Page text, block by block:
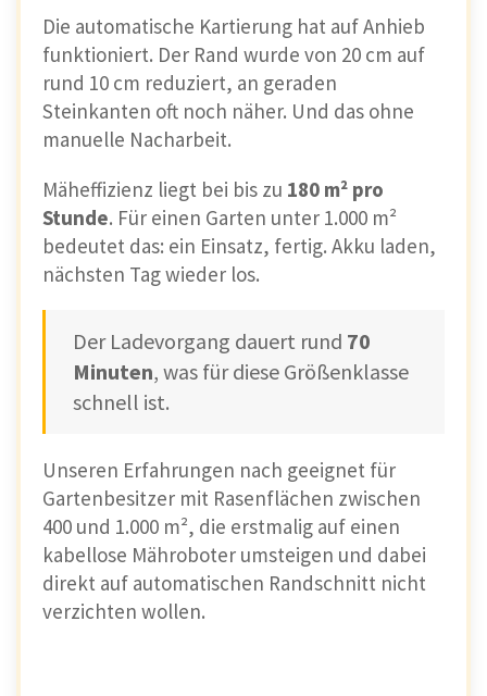
Die automatische Kartierung hat auf Anhieb
funktioniert. Der Rand wurde von 20 cm auf
rund 10 cm reduziert, an geraden
Steinkanten oft noch näher. Und das ohne
manuelle Nacharbeit.
Mäheffizienz liegt bei bis zu 180 m² pro
Stunde. Für einen Garten unter 1.000 m²
bedeutet das: ein Einsatz, fertig. Akku laden,
nächsten Tag wieder los.
Der Ladevorgang dauert rund 70
Minuten, was für diese Größenklasse
schnell ist.
Unseren Erfahrungen nach geeignet für
Gartenbesitzer mit Rasenflächen zwischen
400 und 1.000 m², die erstmalig auf einen
kabellose Mähroboter umsteigen und dabei
direkt auf automatischen Randschnitt nicht
verzichten wollen.
Mit einer Flächenleistung von 180 m²/h
ist der
O800 ideal für kleine Rasenflächen geeignet –
ganz egal, ob rechteckig, verwinkelt oder in
Hanglage.
kompakte Breite von nur 40 cm
Passagen oder kleinen Bereichen mühelos
navigiert.
Empfehlung: Besonders effizient auch
– ohne Kompromisse bei der Technik.
🏡
Kein Begrenzungskabel, keine
komplizierte Einrichtung
Dank der Kombination ausRTK-Modul,
LiDAR-Scanner und Kameraentfällt das
mühsame Verlegen eines Begrenzungskabels
vollständig.